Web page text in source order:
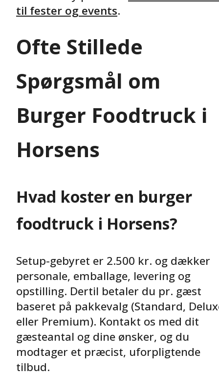
til fester og events.
Ofte Stillede
Spørgsmål om
Burger Foodtruck i
Horsens
Hvad koster en burger
foodtruck i Horsens?
Setup-gebyret er 2.500 kr. og dækker
personale, emballage, levering og
opstilling. Dertil betaler du pr. gæst
baseret på pakkevalg (Standard,
eller Premium). Kontakt os med dit
gæsteantal og dine ønsker, og du
modtager et præcist, uforpligtende
tilbud.